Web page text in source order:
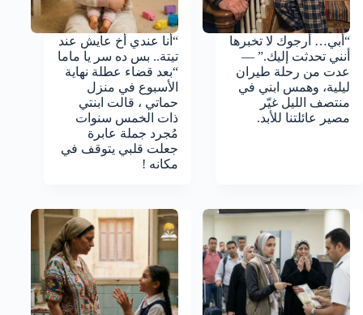
“أبي… أرجوك لا تخبرها
أنني تحدثت إليك.” —
عدت من رحلة طيران
ليلية، وهمس ابني في
منتصف الليل غيّر
مصير عائلتنا للأبد.
“أنا عندي أخ عايش عند
تيتة.. بس ده سر يا ماما
“بعد قضاء عطلة نهاية
الأسبوع في منزل
حماتي ، قالت ابنتي
ذات الخمس سنوات
مُجرد جملة عابرة
جعلت قلبي يتوقف في
مكانه !